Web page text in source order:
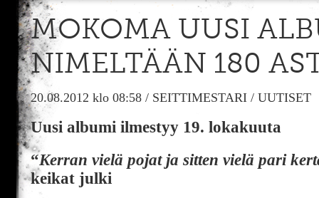
MOKOMA UUSI
NIMELTÄÄN 180
20.08.2012 klo 08:58 / SEITTIMESTARI / UUTISET
Uusi albumi ilmestyy 19. lokakuuta
“Kerran vielä pojat ja sitten vielä pari
keikat julki